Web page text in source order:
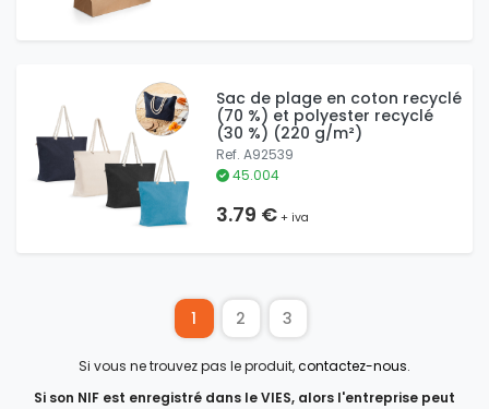
Sac de plage en coton recyclé
(70 %) et polyester recyclé
(30 %) (220 g/m²)
Ref. A92539
45.004
3.79 €+ iva
1 2 3
Si vous ne trouvez pas le produit,contactez-nous.
Si son NIF est enregistré dans le VIES, alors l'entreprise peut